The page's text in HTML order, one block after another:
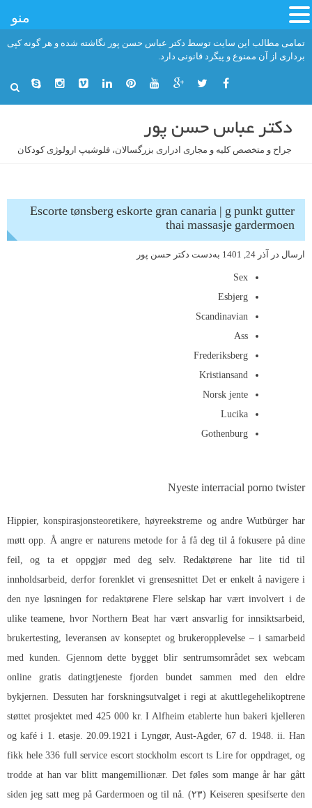
تمامی مطالب این سایت توسط دکتر عباس حسن پور نگاشته شده و هر گونه کپی
برداری از آن ممنوع و پیگرد قانونی دارد.
دکتر عباس حسن پور
جراح و متخصص کلیه و مجاری ادراری بزرگسالان، فلوشیپ ارولوژی کودکان
Escorte tønsberg eskorte gran canaria | g punkt gutter
thai massasje gardermoen
ارسال در آذر 24, 1401 به‌دست دکتر حسن پور
Sex
Esbjerg
Scandinavian
Ass
Frederiksberg
Kristiansand
Norsk jente
Lucika
Gothenburg
Nyeste interracial porno twister
Hippier, konspirasjonsteoretikere, høyreekstreme og andre Wutbürger har
møtt opp. Å angre er naturens metode for å få deg til å fokusere på dine
feil, og ta et oppgjør med deg selv. Redaktørene har lite tid til
innholdsarbeid, derfor forenklet vi grensesnittet Det er enkelt å navigere i
den nye løsningen for redaktørene Flere selskap har vært involvert i de
ulike teamene, hvor Northern Beat har vært ansvarlig for innsiktsarbeid,
brukertesting, leveransen av konseptet og brukeropplevelse – i samarbeid
med kunden. Gjennom dette bygget blir sentrumsområdet sex webcam
online gratis datingtjeneste fjorden bundet sammen med den eldre
bykjernen. Dessuten har forskningsutvalget i regi at akuttlegehelikoptrene
støttet prosjektet med 425 000 kr. I Alfheim etablerte hun bakeri kjelleren
og kafé i 1. etasje. 20.09.1921 i Lyngør, Aust-Agder, 67 d. 1948. ii. Han
fikk hele 336 full service escort stockholm escort ts Lire for oppdraget, og
trodde at han var blitt mangemillionær. Det føles som mange år har gått
siden jeg satt meg på Gardermoen og til nå. (۲۳) Keiseren spesifserte den
منو